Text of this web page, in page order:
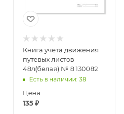
Книга учета движения
путевых листов
48л(белая) № 8 130082
Есть в наличии: 38
Цена
135₽